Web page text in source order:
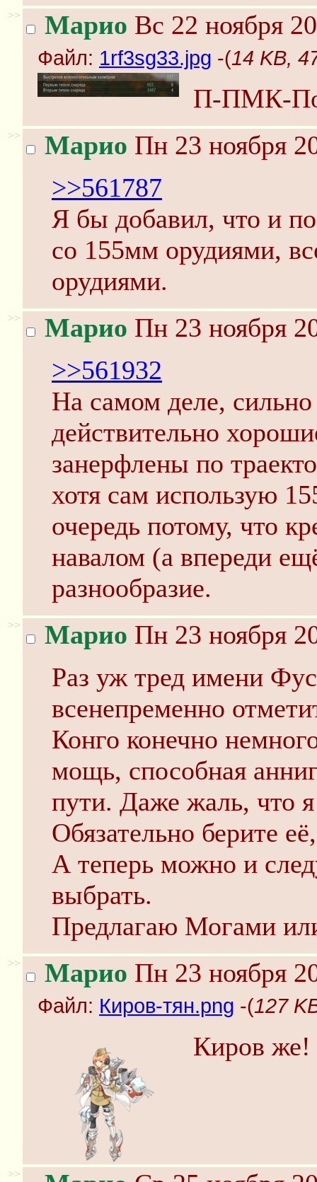
>> Марио Вс 22 ноября
Файл: 1rf3sg33.jpg -(14 KB,
П-ПМК-
>> Марио Пн 23 ноября
>>561787
Я бы добавил, что и
со 155мм орудиями,
орудиями.
>> Марио Пн 23 ноября
>>561932
На самом деле,
действительно
занерфлены по
хотя сам использую
очередь потому, что
навалом (а впереди
разнообразие.
>> Марио Пн 23 ноября
Раз уж тред имени
всенепременно
Конго конечно
мощь, способная
пути. Даже жаль, что
Обязательно берите
А теперь можно и
выбрать.
Предлагаю Могами
>> Марио Пн 23 ноября
Файл: Киров-тян.png -(127
Киров же!
>>